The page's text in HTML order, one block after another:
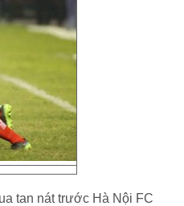
tan nát trước Hà Nội FC